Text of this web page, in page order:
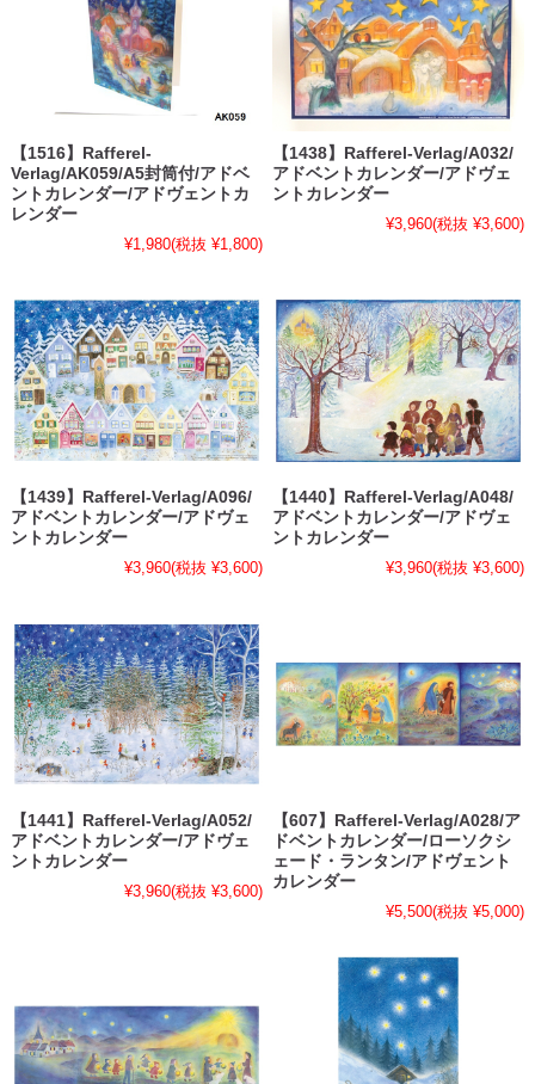
【1516】Rafferel-
Verlag/AK059/A5封筒付/アドベ
ントカレンダー/アドヴェントカ
レンダー
¥1,980(税抜 ¥1,800)
【1438】Rafferel-Verlag/A032/
アドベントカレンダー/アドヴェ
ントカレンダー
¥3,960(税抜 ¥3,600)
【1439】Rafferel-Verlag/A096/
アドベントカレンダー/アドヴェ
ントカレンダー
¥3,960(税抜 ¥3,600)
【1440】Rafferel-Verlag/A048/
アドベントカレンダー/アドヴェ
ントカレンダー
¥3,960(税抜 ¥3,600)
【1441】Rafferel-Verlag/A052/
アドベントカレンダー/アドヴェ
ントカレンダー
¥3,960(税抜 ¥3,600)
【607】Rafferel-Verlag/A028/ア
ドベントカレンダー/ローソクシ
ェード・ランタン/アドヴェント
カレンダー
¥5,500(税抜 ¥5,000)